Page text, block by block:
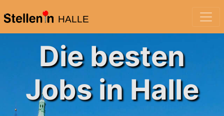
HALLE
Die besten
Jobs in Halle